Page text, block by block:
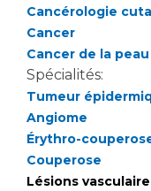
Les
Lieu de santé
Cancérologie
Cancer
Cancer de la peau
Spécialités:
Tumeur
Angiome
Érythro-
Couperose
Lésions